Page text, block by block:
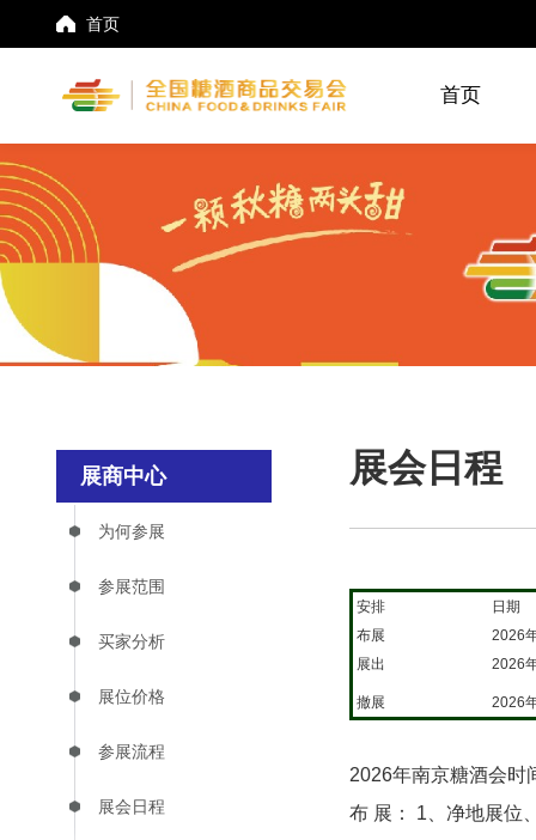
首页
首页
展商中心
为何参展
参展范围
买家分析
展位价格
参展流程
展会日程
展会日程
安排
日期
布展
2026
展出
2026
撤展 2026
2026年南京糖酒会时
布 展： 1、净地展位